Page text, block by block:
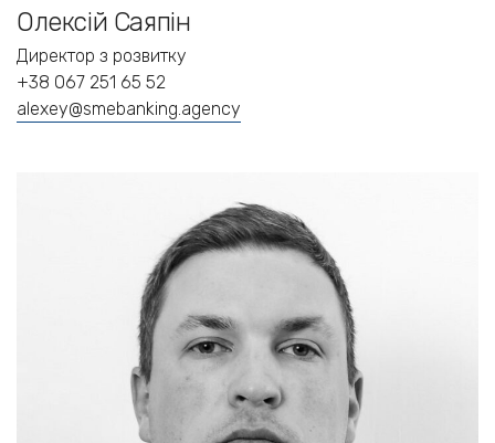
Олексій Саяпін
Директор з розвитку
+38 067 251 65 52
alexey@smebanking.agency